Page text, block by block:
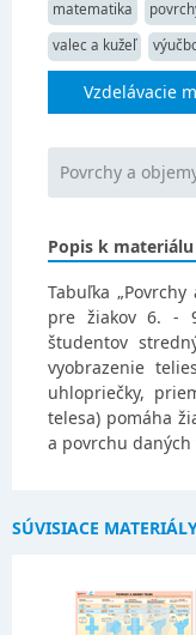
matematika
valec a kužeľ
Vzdelávacie
Povrchy a
Popis k materiálu
Tabuľka
pre žiakov 6. -
študentov
vyobrazenie
uhlopriečky,
telesa) pomáha
a povrchu daných
SÚVISIACE